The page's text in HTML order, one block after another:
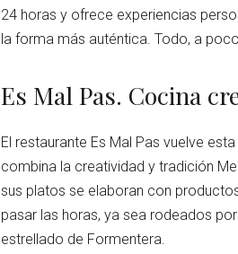
24 horas y ofrece experiencias
la forma más auténtica. Todo, a
Es Mal Pas. Cocina
El restaurante Es Mal Pas vuelve
combina la creatividad y tradición
sus platos se elaboran con
pasar las horas, ya sea rodeados
estrellado de Formentera.